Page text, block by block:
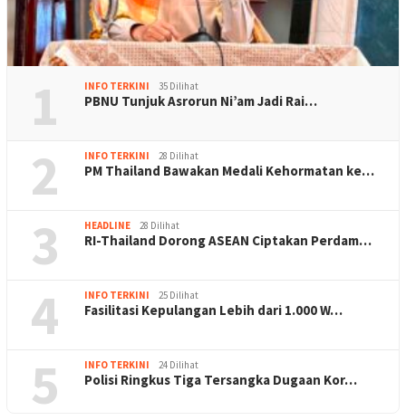
1 INFO TERKINI 35 Dilihat
PBNU Tunjuk Asrorun Ni’am Jadi Rai…
2 INFO TERKINI 28 Dilihat
PM Thailand Bawakan Medali Kehormatan ke…
3 HEADLINE 28 Dilihat
RI-Thailand Dorong ASEAN Ciptakan Perdam…
4 INFO TERKINI 25 Dilihat
Fasilitasi Kepulangan Lebih dari 1.000 W…
5 INFO TERKINI 24 Dilihat
Polisi Ringkus Tiga Tersangka Dugaan Kor…